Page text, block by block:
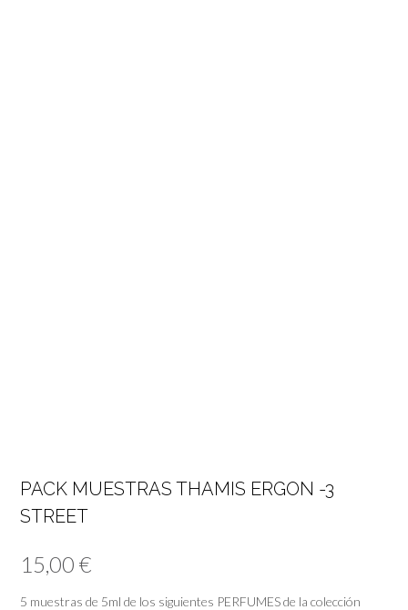
PACK MUESTRAS THAMIS ERGON -3
STREET
15,00 €
5 muestras de 5ml de los siguientes PERFUMES de la colección